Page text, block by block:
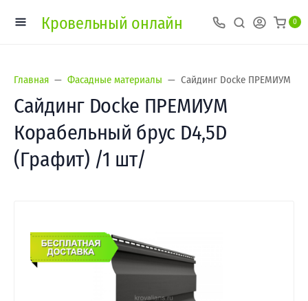
Кровельный онлайн 0
Главная Фасадные материалы Сайдинг Docke ПРЕМИУМ
Сайдинг Docke ПРЕМИУМ
Корабельный брус D4,5D
(Графит) /1 шт/